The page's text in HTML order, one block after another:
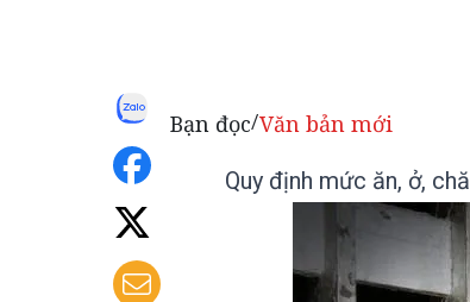
Bạn đọc/Văn bản mới
Quy định mức ăn, ở,